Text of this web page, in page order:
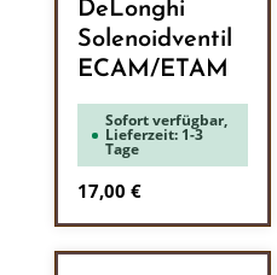
DeLonghi
Solenoidventil
ECAM/ETAM
Sofort verfügbar,
Lieferzeit: 1-3
Tage
Regulärer Preis:
17,00 €